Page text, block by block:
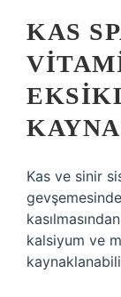
KAS
Kas ve sinir
kalsiyum ve